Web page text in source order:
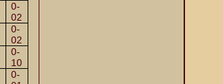
0-
02
0-
02
0-
10
0-